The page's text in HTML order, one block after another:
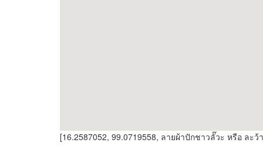
[16.2587052, 99.0719558, ลายผ้าปักชาวลั๊วะ หรือ ละว้